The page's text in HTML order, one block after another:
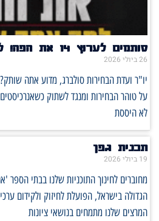
סותמים לערוץ 14 את הפה! למה אתם שותקים?
26 ביולי 2026
יו"ר ועדת הבחירות סולברג, מדוע אתה
לא היססת
תכנית גפן
19 ביולי 2026
מחוברים לחינוך התוכניות שלנו בבתי הספר
הגדולה בישראל, הפועלת לחיזוק ולקידום
המרצים שלנו מתמחים בנושאי ציונות